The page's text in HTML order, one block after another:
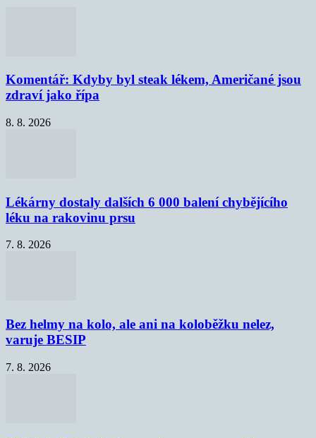
Komentář: Kdyby byl steak lékem, Američané jsou
zdraví jako řípa
8. 8. 2026
Lékárny dostaly dalších 6 000 balení chybějícího
léku na rakovinu prsu
7. 8. 2026
Bez helmy na kolo, ale ani na koloběžku nelez,
varuje BESIP
7. 8. 2026